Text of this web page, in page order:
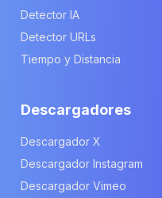
Detector IA
Detector URLs
Tiempo y Distancia
Descargadores
Descargador X
Descargador Instagram
Descargador Vimeo